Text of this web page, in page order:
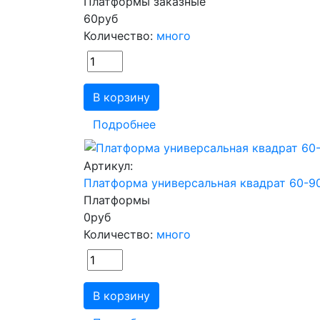
60руб
Количество: много
В корзину
Подробнее
Артикул:
Платформа универсальная квадрат 60-
Платформы
0руб
Количество: много
В корзину